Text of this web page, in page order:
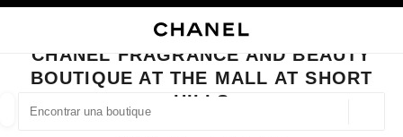
BUSCAR UNA BOUTIQUE
CERRAR TARJETA DE BOUTIQUE CHANEL FRAGRANCE AND BEAUTY
CHANEL FRAGRANCE AND BEAUTY
BOUTIQUE AT THE MALL AT SHORT
HILLS